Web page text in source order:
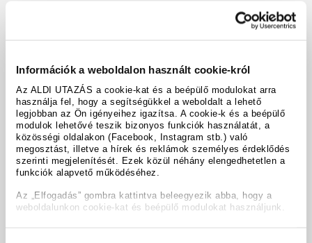
Információk a weboldalon használt cookie-król
Az ALDI UTAZÁS a cookie-kat és a beépülő modulokat arra
használja fel, hogy a segítségükkel a weboldalt a lehető
legjobban az Ön igényeihez igazítsa. A cookie-k és a beépülő
modulok lehetővé teszik bizonyos funkciók használatát, a
közösségi oldalakon (Facebook, Instagram stb.) való
megosztást, illetve a hírek és reklámok személyes érdeklődés
szerinti megjelenítését. Ezek közül néhány elengedhetetlen a
funkciók alapvető működéséhez.
Az „Elfogadás” gombra kattintva beleegyezik abba, hogy a
weboldalunkon cookie-kat és beépülő modulokat használjunk.
megosztás
Felszereltség és tények
A hotel részletei
Időpontok & árak